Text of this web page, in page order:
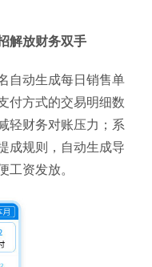
解放财务双手
自动生成每日销售单
付方式的交易明细数
轻财务对账压力；系
成规则，自动生成导
工资发放。